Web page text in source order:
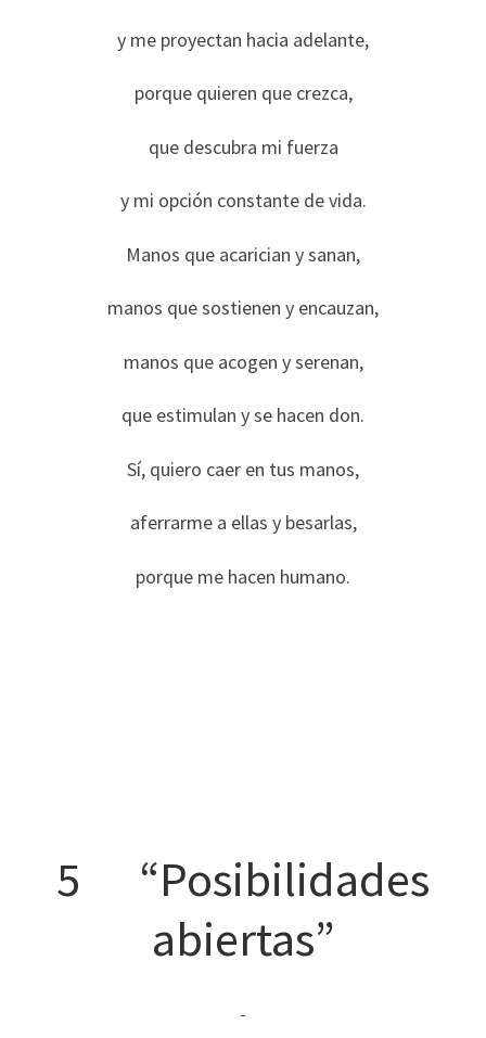
y me proyectan hacia adelante,
porque quieren que crezca,
que descubra mi fuerza
y mi opción constante de vida.
Manos que acarician y sanan,
manos que sostienen y encauzan,
manos que acogen y serenan,
que estimulan y se hacen don.
Sí, quiero caer en tus manos,
aferrarme a ellas y besarlas,
porque me hacen humano.
5 “Posibilidades
abiertas”